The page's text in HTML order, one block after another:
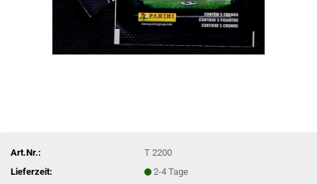
Art.Nr.:
T 2200
Lieferzeit:
2-4 Tage